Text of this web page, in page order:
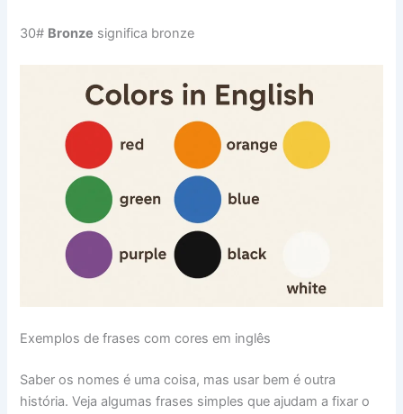
30# Bronze significa bronze
Exemplos de frases com cores em inglês
Saber os nomes é uma coisa, mas usar bem é outra
história. Veja algumas frases simples que ajudam a fixar o